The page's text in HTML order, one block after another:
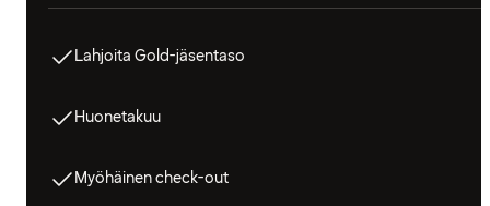
Lahjoita Gold-jäsentaso
Huonetakuu
Myöhäinen check-out